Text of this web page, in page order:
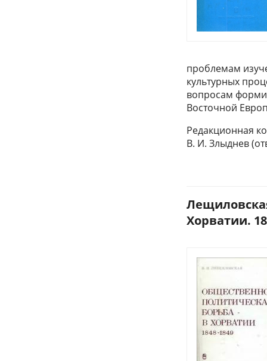
проблемам
культурных
вопросам
Восточной
Редакционная
В. И. Злыднев
Хорватии.